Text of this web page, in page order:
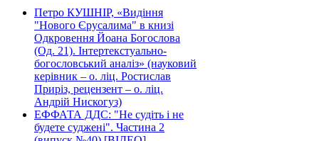
Петро КУШНІР, «Видіння
"Нового Єрусалима" в книзі
Одкровення Йоана Богослова
(Од. 21). Інтертекстуально-
богословський аналіз» (науковий
керівник – о. ліц. Ростислав
Приріз, рецензент – о. ліц.
Андрій Нискогуз)
ЕФФАТА ДДС: "Не судіть і не
будете суджені". Частина 2